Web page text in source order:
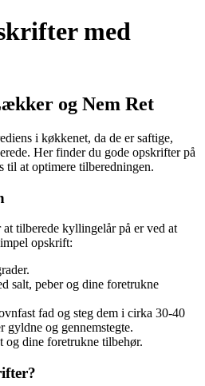
med
og Nem Ret
i køkkenet, da de er saftige,
Her finder du gode opskrifter på
til at optimere tilberedningen.
tilberede kyllingelår på er ved at
opskrift:
salt, peber og dine foretrukne
fad og steg dem i cirka 30-40
gyldne og gennemstegte.
og dine foretrukne tilbehør.